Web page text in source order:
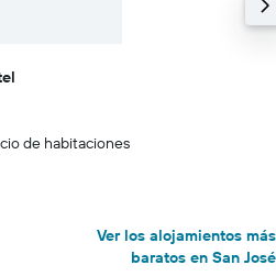
de habitaciones
Ver los alojamientos más
baratos en San José